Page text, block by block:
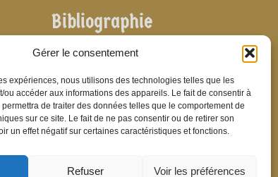
Gérer le consentement
expériences, nous utilisons des technologies telles que les
ou accéder aux informations des appareils. Le fait de consentir à
de traiter des données telles que le comportement de
sur ce site. Le fait de ne pas consentir ou de retirer son
un effet négatif sur certaines caractéristiques et fonctions.
Refuser Voir les préférences
Bibliographie
Bibliographie